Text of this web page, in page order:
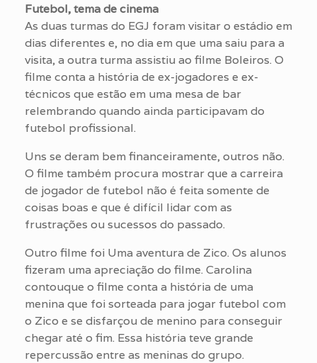
Futebol, tema de cinema
As duas turmas do EGJ foram visitar o estádio em
dias diferentes e, no dia em que uma saiu para a
visita, a outra turma assistiu ao filme Boleiros. O
filme conta a história de ex-jogadores e ex-
técnicos que estão em uma mesa de bar
relembrando quando ainda participavam do
futebol profissional.
Uns se deram bem financeiramente, outros não.
O filme também procura mostrar que a carreira
de jogador de futebol não é feita somente de
coisas boas e que é difícil lidar com as
frustrações ou sucessos do passado.
Outro filme foi Uma aventura de Zico. Os alunos
fizeram uma apreciação do filme. Carolina
contouque o filme conta a história de uma
menina que foi sorteada para jogar futebol com
o Zico e se disfarçou de menino para conseguir
chegar até o fim. Essa história teve grande
repercussão entre as meninas do grupo.